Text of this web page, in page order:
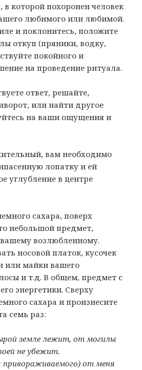
которой похоронен человек
любимого или любимой.
и поклонитесь, положите
откуп (пряники, водку,
покойного и
на проведение ритуала.
ответ, решайте,
или найти другое
на ваши ощущения и
вам необходимо
лопатку и ей
углубление в центре
сахара, поверх
небольшой предмет,
возлюбленному.
носовой платок, кусочек
или майки вашего
и т.д. В общем, предмет с
энергетики. Сверху
сахара и произнесите
семь раз:
земле лежит, от могилы
не убежит.
привораживаемого) от меня